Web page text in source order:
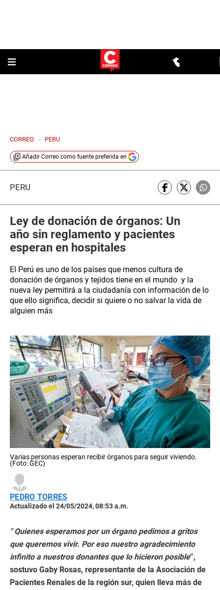
CORREO > PERU
Añadir Correo como fuente preferida en
PERÚ
Ley de donación de órganos: Un
año sin reglamento y pacientes
esperan en hospitales
El Perú es uno de los países que menos cultura de
donación de órganos y tejidos tiene en el mundo y la
nueva ley permitirá a la ciudadanía con información de lo
que ello significa, decidir si quiere o no salvar la vida de
alguien más
Varias personas esperan recibir órganos para seguir viviendo.
(Foto: GEC)
PEDRO TORRES
Actualizado el 24/05/2024, 08:53 a.m.
" Quienes esperamos por un órgano pedimos a gritos
que queremos vivir. Por eso nuestro agradecimiento
infinito a nuestros donantes que lo hicieron posible”,
sostuvo Gaby Rosas, representante de la Asociación de
Pacientes Renales de la región sur, quien lleva más de